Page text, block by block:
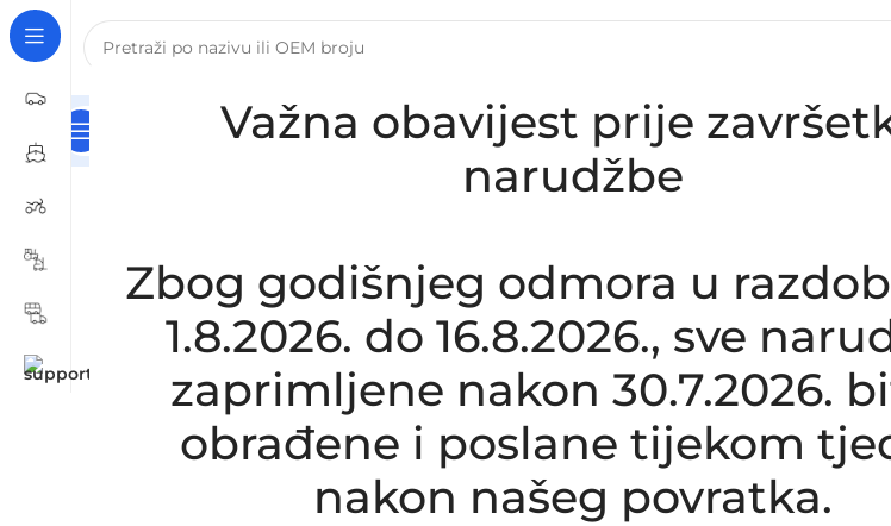
Važna obavijest prije
narudžbe
Zbog godišnjeg odmora u
1.8.2026. do 16.8.2026., sve
zaprimljene nakon 30.7.2026.
obrađene i poslane tijekom
nakon našeg povratka.
Naslovna Za Tvrtke I Obrte – B2B Registracija
Zamjensko crijevo intercoolera i turbine VOLVO C30 / S40
SKU:
37,60 €